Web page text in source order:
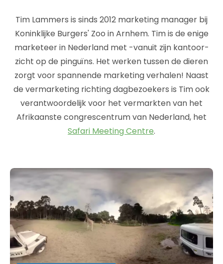
Tim Lammers is sinds 2012 marketing manager bij
Koninklijke Burgers' Zoo in Arnhem. Tim is de enige
marketeer in Nederland met -vanuit zijn kantoor-
zicht op de pinguïns. Het werken tussen de dieren
zorgt voor spannende marketing verhalen! Naast
de vermarketing richting dagbezoekers is Tim ook
verantwoordelijk voor het vermarkten van het
Afrikaanste congrescentrum van Nederland, het
Safari Meeting Centre.